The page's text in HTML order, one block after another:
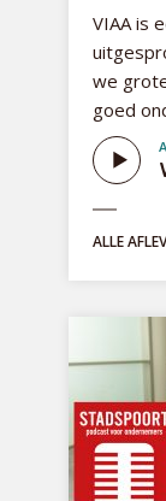
VIAA is
we
goed
ALLE